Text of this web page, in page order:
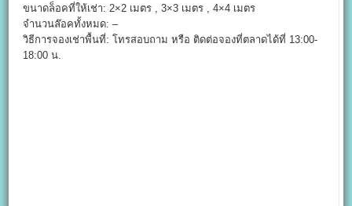
ขนาดล็อคที่ให้เช่า: 2×2 เมตร , 3×3 เมตร , 4×4 เมตร
จำนวนล๊อคทั้งหมด: –
วิธีการจองเช่าพื้นที่: โทรสอบถาม หรือ ติดต่อจองที่ตลาดได้ที่ 13:00-
18:00 น.